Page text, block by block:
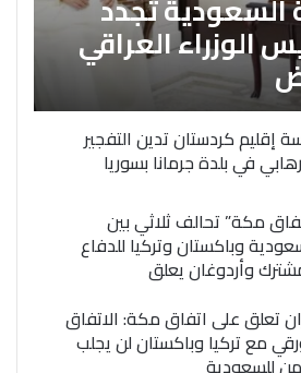
الوزراء العراقي
إقليم كردستان تدين التفجير
في بلدة جرمانا بسوريا
مكة” تحالف ثلاثي بين
وباكستان وتركيا للدفاع
وأردوغان يعلق
تعلق على اتفاق مكة: الاتفاق
مع تركيا وباكستان لن يجلب
للسعودية